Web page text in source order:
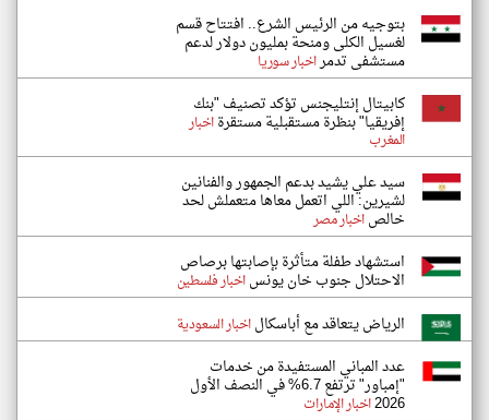
بتوجيه من الرئيس الشرع.. افتتاح قسم
لغسيل الكلى ومنحة بمليون دولار لدعم
مستشفى تدمراخبار سوريا
كابيتال إنتليجنس تؤكد تصنيف "بنك
إفريقيا" بنظرة مستقبلية مستقرةاخبار
المغرب
سيد علي يشيد بدعم الجمهور والفنانين
لشيرين: اللي اتعمل معاها متعملش لحد
خالصاخبار مصر
استشهاد طفلة متأثرة بإصابتها برصاص
الاحتلال جنوب خان يونساخبار فلسطين
الرياض يتعاقد مع أباسكالاخبار السعودية
عدد المباني المستفيدة من خدمات
"إمباور" ترتفع 6.7% في النصف الأول
2026اخبار الإمارات